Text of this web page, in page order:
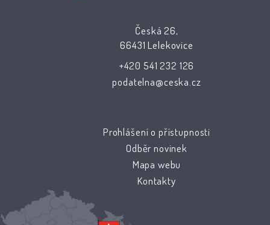
Česká 26,
66431 Lelekovice
+420 541 232 126
podatelna@ceska.cz
Prohlášení o přístupnosti
Odběr novinek
Mapa webu
Kontakty